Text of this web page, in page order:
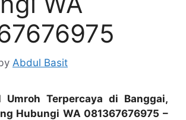
Abdul Basit
Umroh Terpercaya di Banggai,
Hubungi WA 081367676975 –